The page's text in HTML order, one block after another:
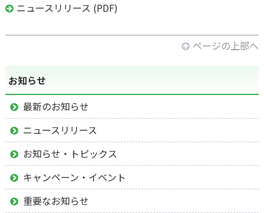
ニュースリリース (PDF)
ページの上部へ
お知らせ
最新のお知らせ
ニュースリリース
お知らせ・トピックス
キャンペーン・イベント
重要なお知らせ